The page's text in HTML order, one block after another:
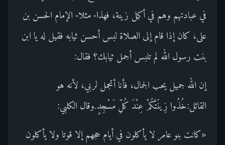
في عبادتهم وهم في أكمل زينة، فهذا- مثلا- الإمام الحسن بن
على، كان إذا قام إلى الصلاة لبس أحسن ثيابه فقيل له يا ابن
بنت رسول الله لم تلبس أجمل ثيابك؟ فقال:
إن الله جميل يحب الجمال، فأنا أتجمل لربي، لأنه هو
القائل:خُذُوا زِينَتَكُمْ عِنْدَ كُلِّ مَسْجِدٍ.وقال الكلبي:
«كانت بنو عامر لا يأكلون في أيام حجهم إلا قوتا ولا يأكلون